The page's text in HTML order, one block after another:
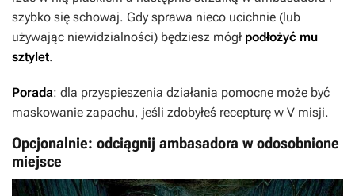
szybko się schowaj. Gdy sprawa nieco ucichnie (lub
używając niewidzialności) będziesz mógł podłożyć mu
sztylet.
Porada: dla przyspieszenia działania pomocne może być
maskowanie zapachu, jeśli zdobyłeś recepturę w V misji.
Opcjonalnie: odciągnij ambasadora w odosobnione
miejsce